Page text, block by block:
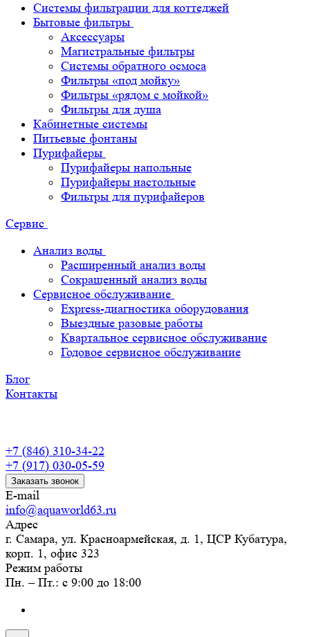
Системы фильтрации для коттеджей
Бытовые фильтры
Аксессуары
Магистральные фильтры
Системы обратного осмоса
Фильтры «под мойку»
Фильтры «рядом с мойкой»
Фильтры для душа
Кабинетные системы
Питьевые фонтаны
Пурифайеры
Пурифайеры напольные
Пурифайеры настольные
Фильтры для пурифайеров
Сервис
Анализ воды
Расширенный анализ воды
Сокращенный анализ воды
Сервисное обслуживание
Express-диагностика оборудования
Выездные разовые работы
Квартальное сервисное обслуживание
Годовое сервисное обслуживание
Блог
Контакты
+7 (846) 310-34-22
+7 (917) 030-05-59
Заказать звонок
E-mail
info@aquaworld63.ru
Адрес
г. Самара, ул. Красноармейская, д. 1, ЦСР Кубатура,
корп. 1, офис 323
Режим работы
Пн. – Пт.: с 9:00 до 18:00